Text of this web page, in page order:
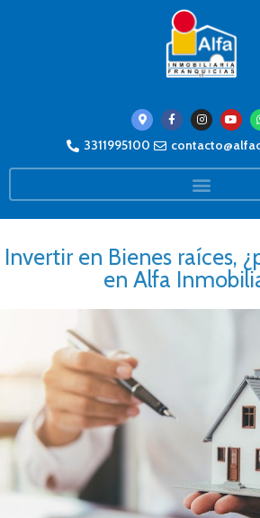
3311995100
Invertir en Bienes raíces,
en Alfa